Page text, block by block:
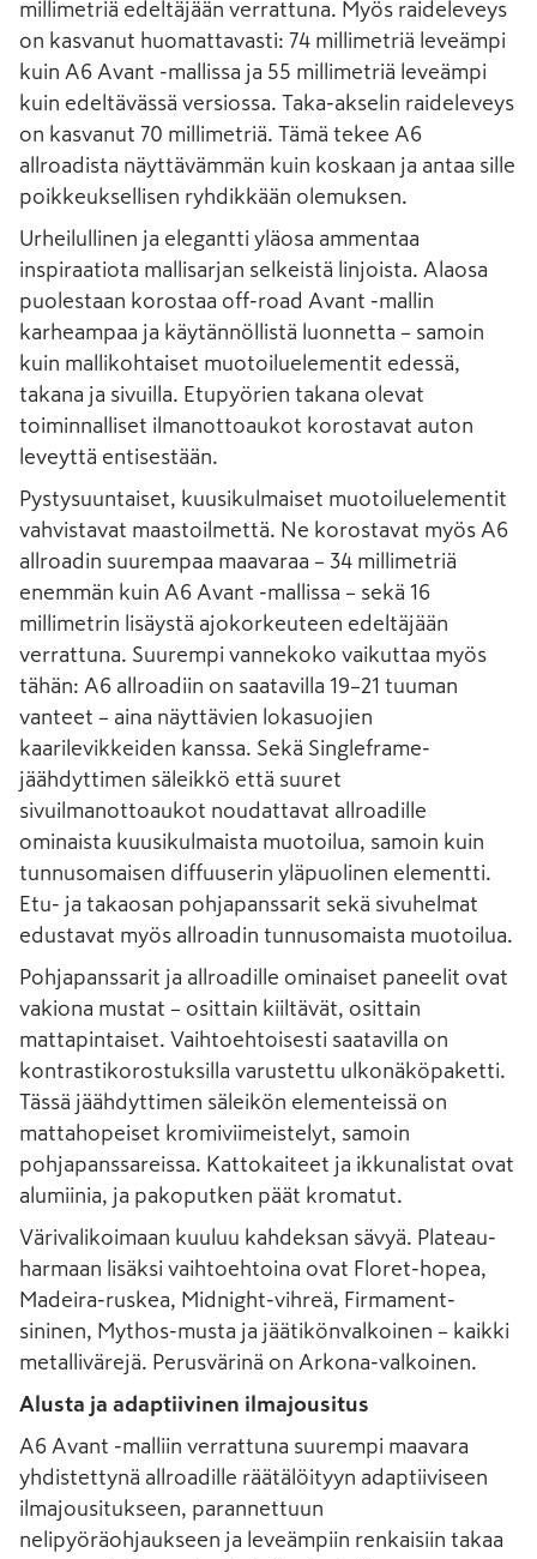
millimetriä edeltäjään verrattuna. Myös raideleveys
on kasvanut huomattavasti: 74 millimetriä leveämpi
kuin A6 Avant -mallissa ja 55 millimetriä leveämpi
kuin edeltävässä versiossa. Taka-akselin raideleveys
on kasvanut 70 millimetriä. Tämä tekee A6
allroadista näyttävämmän kuin koskaan ja antaa sille
poikkeuksellisen ryhdikkään olemuksen.
Urheilullinen ja elegantti yläosa ammentaa
inspiraatiota mallisarjan selkeistä linjoista. Alaosa
puolestaan korostaa off-road Avant -mallin
karheampaa ja käytännöllistä luonnetta – samoin
kuin mallikohtaiset muotoiluelementit edessä,
takana ja sivuilla. Etupyörien takana olevat
toiminnalliset ilmanottoaukot korostavat auton
leveyttä entisestään.
Pystysuuntaiset, kuusikulmaiset muotoiluelementit
vahvistavat maastoilmettä. Ne korostavat myös A6
allroadin suurempaa maavaraa – 34 millimetriä
enemmän kuin A6 Avant -mallissa – sekä 16
millimetrin lisäystä ajokorkeuteen edeltäjään
verrattuna. Suurempi vannekoko vaikuttaa myös
tähän: A6 allroadiin on saatavilla 19–21 tuuman
vanteet – aina näyttävien lokasuojien
kaarilevikkeiden kanssa. Sekä Singleframe-
jäähdyttimen säleikkö että suuret
sivuilmanottoaukot noudattavat allroadille
ominaista kuusikulmaista muotoilua, samoin kuin
tunnusomaisen diffuuserin yläpuolinen elementti.
Etu- ja takaosan pohjapanssarit sekä sivuhelmat
edustavat myös allroadin tunnusomaista muotoilua.
Pohjapanssarit ja allroadille ominaiset paneelit ovat
vakiona mustat – osittain kiiltävät, osittain
mattapintaiset. Vaihtoehtoisesti saatavilla on
kontrastikorostuksilla varustettu ulkonäköpaketti.
Tässä jäähdyttimen säleikön elementeissä on
mattahopeiset kromiviimeistelyt, samoin
pohjapanssareissa. Kattokaiteet ja ikkunalistat ovat
alumiinia, ja pakoputken päät kromatut.
Värivalikoimaan kuuluu kahdeksan sävyä. Plateau-
harmaan lisäksi vaihtoehtoina ovat Floret-hopea,
Madeira-ruskea, Midnight-vihreä, Firmament-
sininen, Mythos-musta ja jäätikönvalkoinen – kaikki
metallivärejä. Perusvärinä on Arkona-valkoinen.
Alusta ja adaptiivinen ilmajousitus
A6 Avant -malliin verrattuna suurempi maavara
yhdistettynä allroadille räätälöityyn adaptiiviseen
ilmajousitukseen, parannettuun
nelipyöräohjaukseen ja leveämpiin renkaisiin takaa